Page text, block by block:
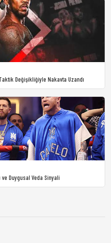
Değişikliğiyle Nakavta Uzandı
Duygusal Veda Sinyali